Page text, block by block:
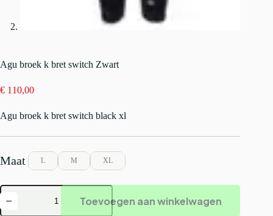
Agu broek k bret switch Zwart
€ 110,00
Agu broek k bret switch black xl
L M XL
Agu
broek
k
Toevoegen aan winkelwagen